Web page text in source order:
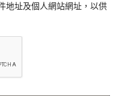
地址及個人網站網址，以供